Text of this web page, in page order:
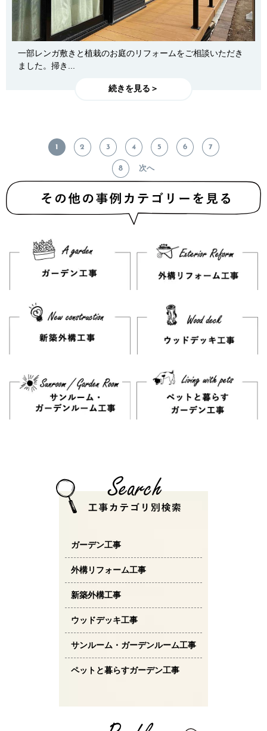
一部レンガ敷きと植栽のお庭のリフォームをご相談いただき
ました。掃き...
続きを見る＞
1 2 3 4 5 6 7
8 次へ
ガーデン工事
外構リフォーム工事
新築外構工事
ウッドデッキ工事
サンルーム・ガーデンルーム工事
ペットと暮らすガーデン工事